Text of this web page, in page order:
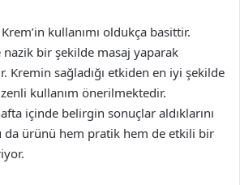
kullanımı oldukça basittir.
bir şekilde masaj yaparak
Kremin sağladığı etkiden en iyi şekilde
kullanım önerilmektedir.
içinde belirgin sonuçlar aldıklarını
da ürünü hem pratik hem de etkili bir